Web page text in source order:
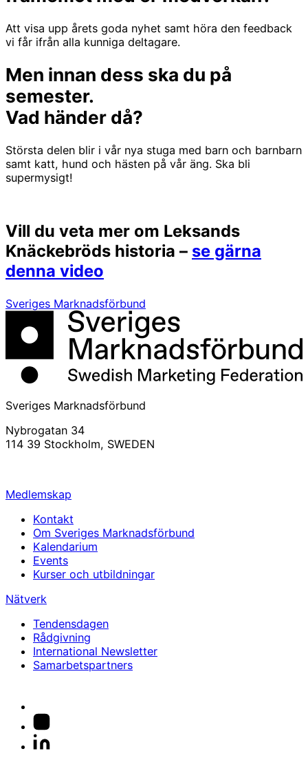
Att visa upp årets goda nyhet samt höra den feedback
vi får ifrån alla kunniga deltagare.
Men innan dess ska du på
semester.
Vad händer då?
Största delen blir i vår nya stuga med barn och barnbarn
samt katt, hund och hästen på vår äng. Ska bli
supermysigt!
Vill du veta mer om Leksands
Knäckebröds historia – se gärna
denna video
Sveriges Marknadsförbund
Sveriges Marknadsförbund
Nybrogatan 34
114 39 Stockholm, SWEDEN
Medlemskap
Kontakt
Om Sveriges Marknadsförbund
Kalendarium
Events
Kurser och utbildningar
Nätverk
Tendensdagen
Rådgivning
International Newsletter
Samarbetspartners